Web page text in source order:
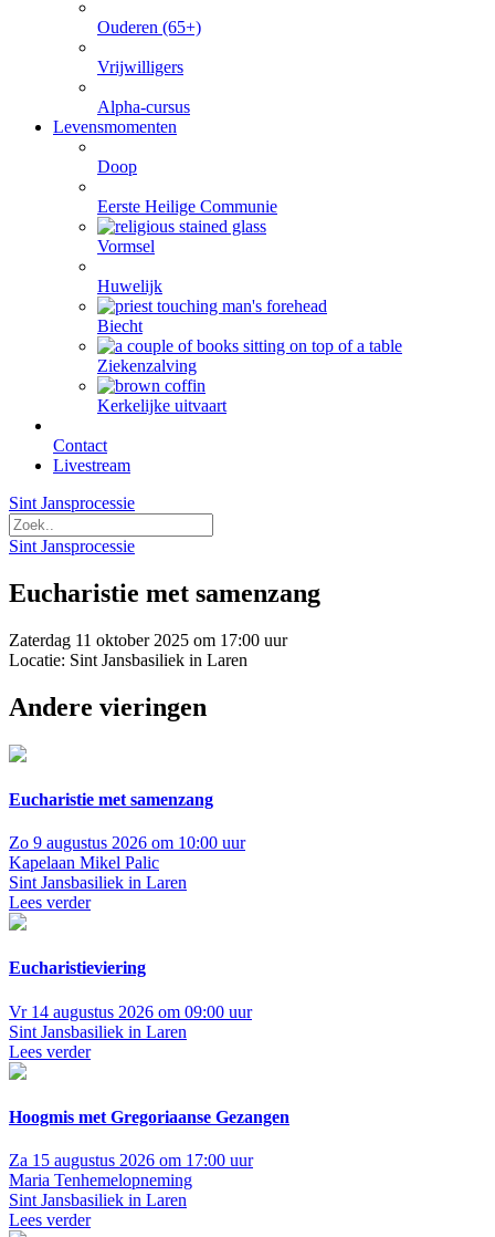
Ouderen (65+)
Vrijwilligers
Alpha-cursus
Levensmomenten
Doop
Eerste Heilige Communie
Vormsel
Huwelijk
Biecht
Ziekenzalving
Kerkelijke uitvaart
Contact
Livestream
Sint Jansprocessie
Sint Jansprocessie
Eucharistie met samenzang
Zaterdag 11 oktober 2025 om 17:00 uur
Locatie: Sint Jansbasiliek in Laren
Andere vieringen
Eucharistie met samenzang
Zo 9 augustus 2026 om 10:00 uur
Kapelaan Mikel Palic
Sint Jansbasiliek in Laren
Lees verder
Eucharistieviering
Vr 14 augustus 2026 om 09:00 uur
Sint Jansbasiliek in Laren
Lees verder
Hoogmis met Gregoriaanse Gezangen
Za 15 augustus 2026 om 17:00 uur
Maria Tenhemelopneming
Sint Jansbasiliek in Laren
Lees verder